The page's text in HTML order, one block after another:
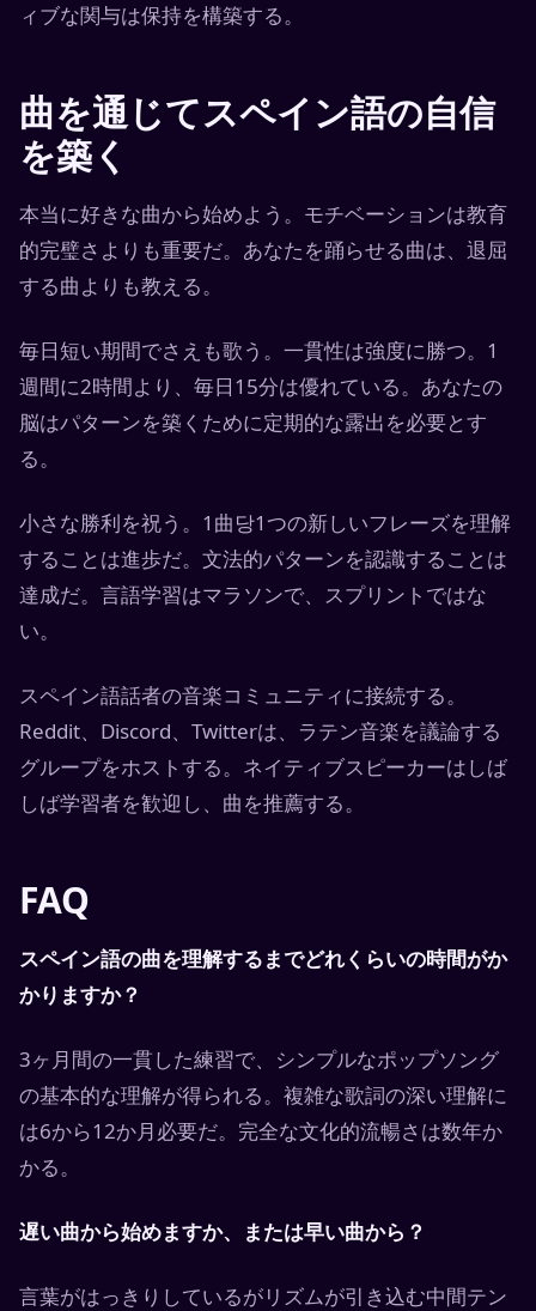
ィブな関与は保持を構築する。
曲を通じてスペイン語の自信
を築く
本当に好きな曲から始めよう。モチベーションは教育
的完璧さよりも重要だ。あなたを踊らせる曲は、退屈
する曲よりも教える。
毎日短い期間でさえも歌う。一貫性は強度に勝つ。1
週間に2時間より、毎日15分は優れている。あなたの
脳はパターンを築くために定期的な露出を必要とす
る。
小さな勝利を祝う。1曲당1つの新しいフレーズを理解
することは進歩だ。文法的パターンを認識することは
達成だ。言語学習はマラソンで、スプリントではな
い。
スペイン語話者の音楽コミュニティに接続する。
Reddit、Discord、Twitterは、ラテン音楽を議論する
グループをホストする。ネイティブスピーカーはしば
しば学習者を歓迎し、曲を推薦する。
FAQ
スペイン語の曲を理解するまでどれくらいの時間がか
かりますか？
3ヶ月間の一貫した練習で、シンプルなポップソング
の基本的な理解が得られる。複雑な歌詞の深い理解に
は6から12か月必要だ。完全な文化的流暢さは数年か
かる。
遅い曲から始めますか、または早い曲から？
言葉がはっきりしているがリズムが引き込む中間テン